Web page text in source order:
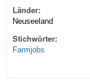
Länder:
Neuseeland
Stichwörter:
Farmjobs